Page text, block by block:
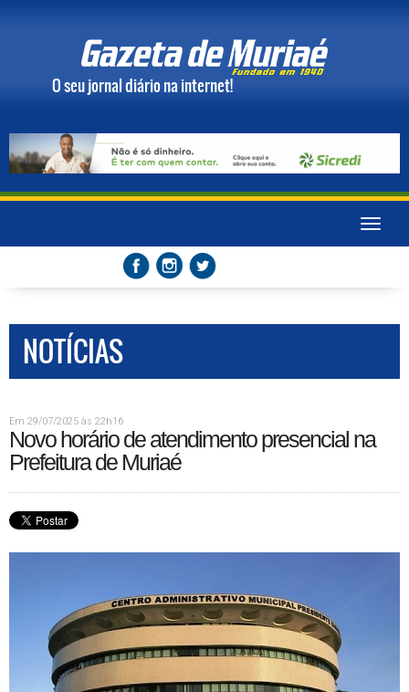
O seu jornal diário na internet!
Toggle
NOTÍCIAS
Em 29/07/2025 às 22h16
Novo horário de atendimento presencial na
Prefeitura de Muriaé